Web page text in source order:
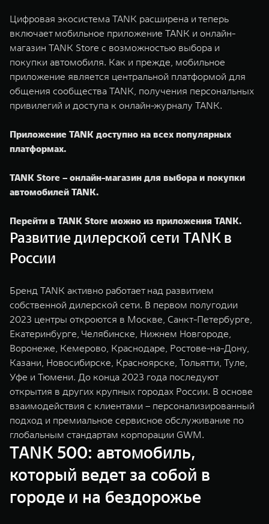
Цифровая экосистема TANK расширена и теперь
включает мобильное приложение TANK и онлайн-
магазин TANK Store с возможностью выбора и
покупки автомобиля. Как и прежде, мобильное
приложение является центральной платформой для
общения сообщества TANK, получения персональных
привилегий и доступа к онлайн-журналу TANK.
Приложение TANK доступно на всех популярных
платформах.
TANK Store – онлайн-магазин для выбора и покупки
автомобилей TANK.
Перейти в TANK Store можно из приложения TANK.
Развитие дилерской сети TANK в
России
Бренд TANK активно работает над развитием
собственной дилерской сети. В первом полугодии
2023 центры откроются в Москве, Санкт-Петербурге,
Екатеринбурге, Челябинске, Нижнем Новгороде,
Воронеже, Кемерово, Краснодаре, Ростове-на-Дону,
Казани, Новосибирске, Красноярске, Тольятти, Туле,
Уфе и Тюмени. До конца 2023 года последуют
открытия в других крупных городах России. В основе
взаимодействия с клиентами – персонализированный
подход и премиальное сервисное обслуживание по
глобальным стандартам корпорации GWM.
TANK 500: автомобиль,
который ведет за собой в
городе и на бездорожье